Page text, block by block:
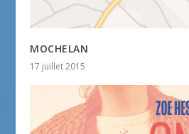
MOCHELAN
17 juillet 2015